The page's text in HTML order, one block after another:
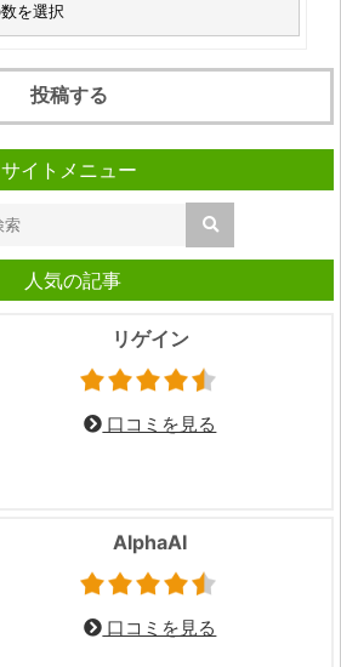
サイトメニュー
人気の記事
リゲイン
口コミを見る
AlphaAI
口コミを見る